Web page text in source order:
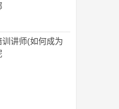
讲师(如何成为